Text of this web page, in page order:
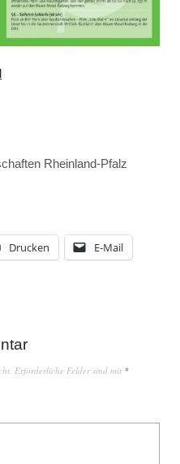
Rheinland-Pfalz
Drucken E-Mail
Erforderliche Felder sind mit *